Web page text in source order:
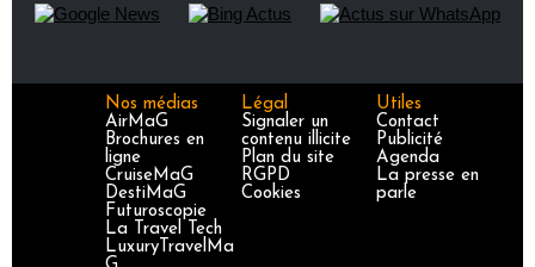
Nos médias
AirMaG
Brochures en
ligne
CruiseMaG
DestiMaG
Futuroscopie
La Travel Tech
LuxuryTravelMa
Légal
Signaler un
contenu illicite
Plan du site
RGPD
Cookies
Utiles
Contact
Publicité
Agenda
La presse en
parle